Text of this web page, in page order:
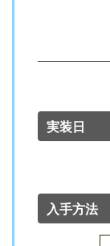
実装日
入手方法